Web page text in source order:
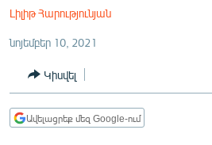
մենյուին
ԸՆՏՐՈՒԹՅՈՒՆՆԵՐ 2026
ԻՐԱՎՈՒՆՔ
ՀԱՍԱՐԱԿՈՒԹՅՈՒՆ
ՏՆՏԵՍՈՒԹՅՈՒՆ
Լիլիթ Հարությունյան
նոյեմբեր 10, 2021
Կիսվել
Ավելացրեք մեզ Google-ում